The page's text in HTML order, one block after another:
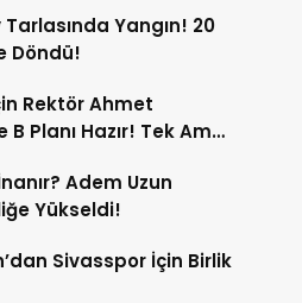
Yangın! 20
Döndü!
Rektör Ahmet
Planı Hazır! Tek Amaç
Adem Uzun
Yükseldi!
Sivasspor İçin Birlik